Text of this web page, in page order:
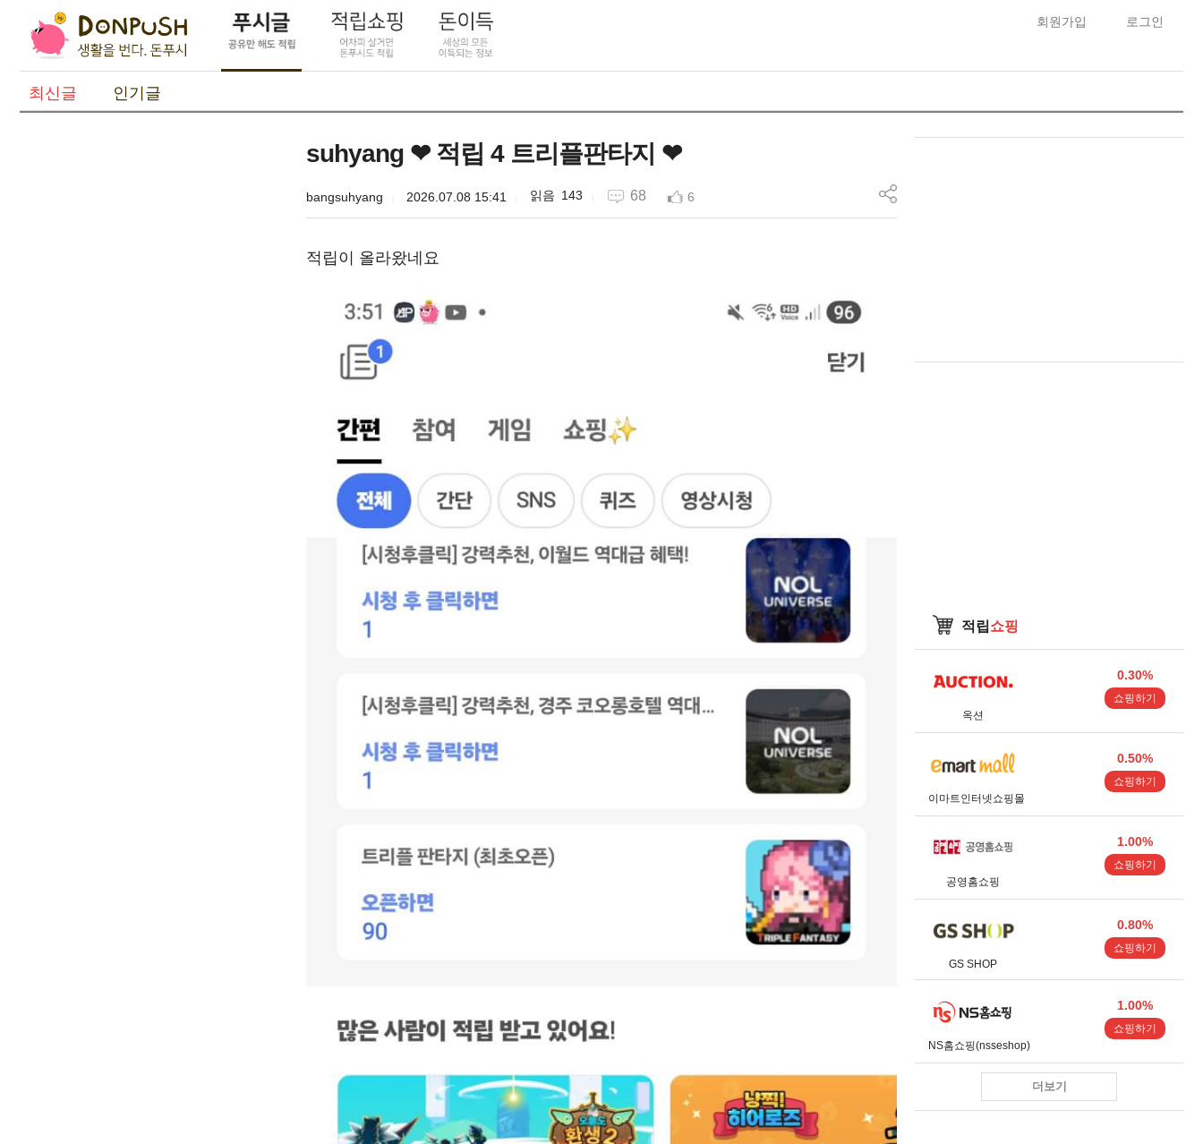
회원가입 로그인
최신글 인기글
suhyang ❤ 적립 4 트리플판타지 ❤
bangsuhyang 2026.07.08 15:41 143 68 6
적립이 올라왔네요
적립쇼핑
옥션
0.30%
쇼핑하기
이마트인터넷쇼핑몰
0.50%
쇼핑하기
공영홈쇼핑
1.00%
쇼핑하기
GS SHOP
0.80%
쇼핑하기
NS홈쇼핑(nsseshop)
1.00%
쇼핑하기
더보기